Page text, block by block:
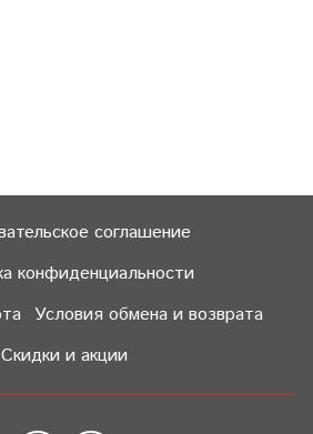
соглашение
конфиденциальности
Условия обмена и возврата
Скидки и акции